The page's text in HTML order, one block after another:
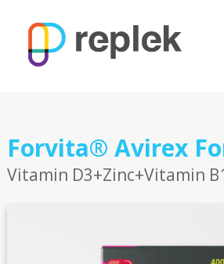
Forvita® Avirex
Vitamin D3+Zinc+Vitamin